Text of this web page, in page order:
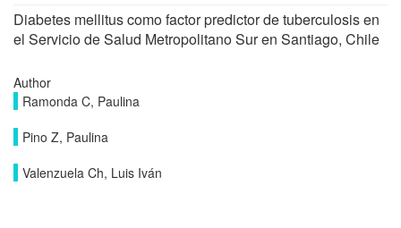
Diabetes mellitus como factor predictor de tuberculosis en
el Servicio de Salud Metropolitano Sur en Santiago, Chile
Author
Ramonda C, Paulina
Pino Z, Paulina
Valenzuela Ch, Luis Iván